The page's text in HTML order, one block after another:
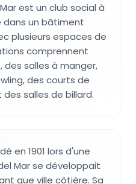
est un club social à
dans un bâtiment
plusieurs espaces de
comprennent
des salles à manger,
des courts de
salles de billard.
en 1901 lors d'une
Mar se développait
que ville côtière. Sa